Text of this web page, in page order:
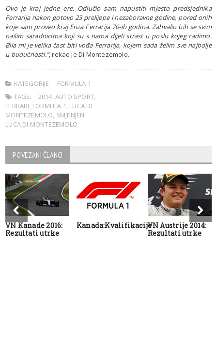
Ovo je kraj jedne ere. Odlučio sam napustiti mjesto predsjednika
Ferrarija nakon gotovo 23 prelijepe i nezaboravne godine, pored onih
koje sam proveo kraj Enza Ferrarija 70-ih godina. Zahvalio bih se svim
našim saradnicima koji su s nama dijeli strast u poslu kojeg radimo.
Bila mi je velika čast biti vođa Ferrarija, kojem sada želim sve najbolje
u budućnosti.”, rekao je Di Montezemolo.
KATEGORIJE:
FORMULA 1
TAGS:
2014,AUTO SPORT,
FERRARI, FORMULA 1, LUCA DI
MONTEZEMOLO, SMJENJEN
LUCA DI MONTEZEMOLO
POVEZANI ČLANCI
VN Kanade 2016:
Rezultati utrke
Kanada:KvalifikacijeVN Austrije 2014:
Rezultati utrke